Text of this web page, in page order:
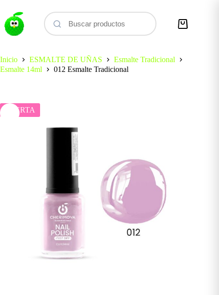
contenido
Carro
Inicio
ESMALTE DE UÑAS
Esmalte Tradicional
Esmalte 14ml
012 Esmalte Tradicional
OFERTA